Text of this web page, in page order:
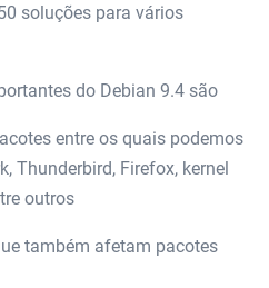
soluções para vários
do Debian 9.4 são
entre os quais podemos
Thunderbird, Firefox, kernel
outros
também afetam pacotes